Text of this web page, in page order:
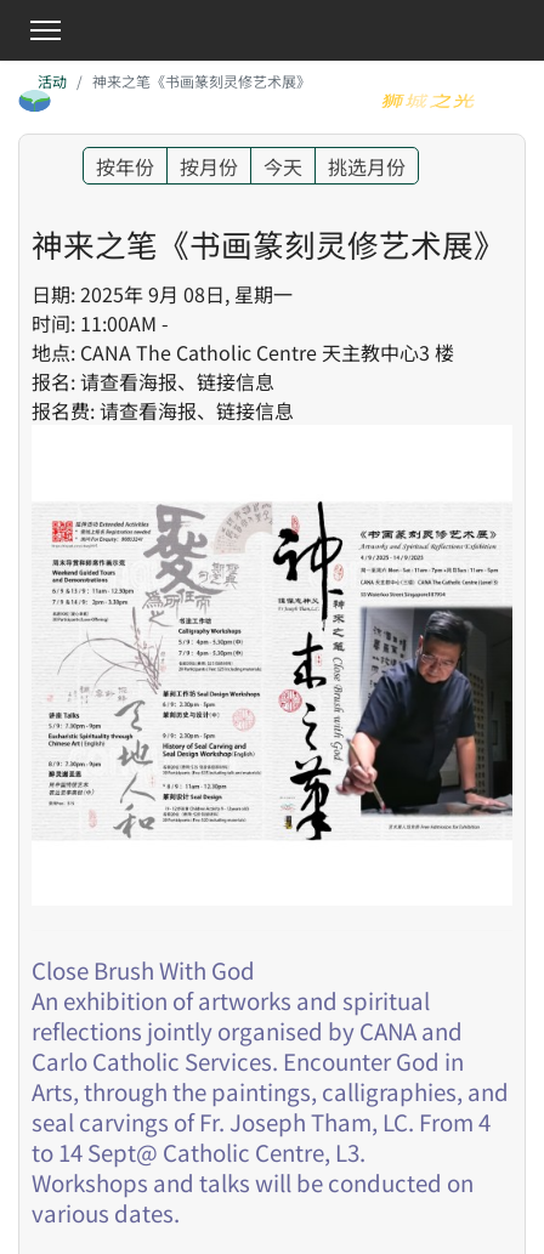
活动 神来之笔《书画篆刻灵修艺术展》
按年份 按月份 今天 挑选月份
神来之笔《书画篆刻灵修艺术展》
日期: 2025年 9月 08日, 星期一
时间: 11:00AM -
地点: CANA The Catholic Centre 天主教中心3 楼
报名: 请查看海报、链接信息
报名费: 请查看海报、链接信息
Close Brush With God
An exhibition of artworks and spiritual
reflections jointly organised by CANA and
Carlo Catholic Services. Encounter God in
Arts, through the paintings, calligraphies, and
seal carvings of Fr. Joseph Tham, LC. From 4
to 14 Sept@ Catholic Centre, L3.
Workshops and talks will be conducted on
various dates.